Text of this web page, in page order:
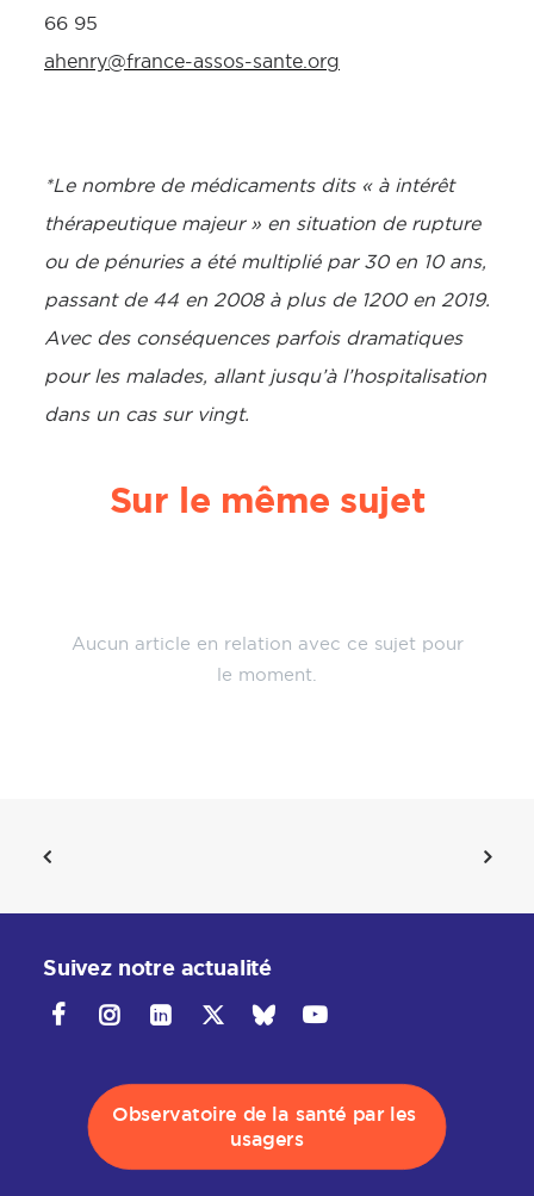
66 95
ahenry@france-assos-sante.org
*Le nombre de médicaments dits « à intérêt
thérapeutique majeur » en situation de rupture
ou de pénuries a été multiplié par 30 en 10 ans,
passant de 44 en 2008 à plus de 1200 en 2019.
Avec des conséquences parfois dramatiques
pour les malades, allant jusqu’à l’hospitalisation
dans un cas sur vingt.
Sur le même sujet
Aucun article en relation avec ce sujet pour
le moment.
Suivez notre actualité
Observatoire de la santé par les
usagers